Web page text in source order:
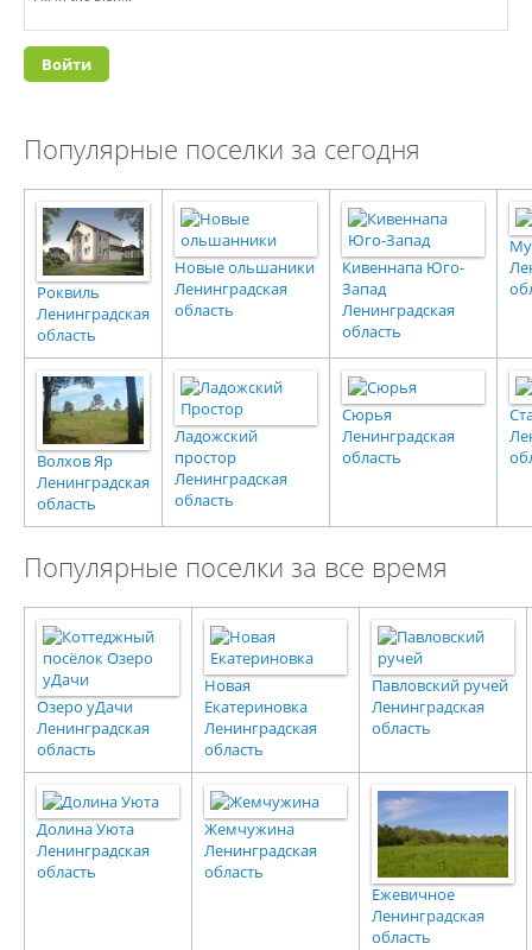
Популярные поселки за сегодня
Роквиль
Ленинградская
область
Новые ольшаники
Ленинградская
область
Кивеннапа Юго-
Запад
Ленинградская
область
Волхов Яр
Ленинградская
область
Ладожский
простор
Ленинградская
область
Сюрья
Ленинградская
область
Популярные поселки за все время
Озеро уДачи
Ленинградская
область
Новая
Екатериновка
Ленинградская
область
Павловский ручей
Ленинградская
область
Долина Уюта
Ленинградская
область
Жемчужина
Ленинградская
область
Ежевичное
Ленинградская
область